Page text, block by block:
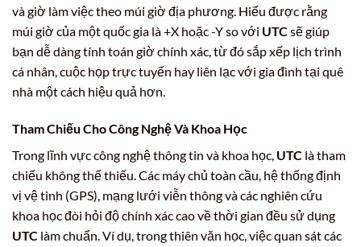
và giờ làm việc theo múi giờ địa phương. Hiểu được rằng
múi giờ của một quốc gia là +X hoặc -Y so với UTCsẽ giúp
bạn dễ dàng tính toán giờ chính xác, từ đó sắp xếp lịch trình
cá nhân, cuộc họp trực tuyến hay liên lạc với gia đình tại quê
nhà một cách hiệu quả hơn.
Tham Chiếu Cho Công Nghệ Và Khoa Học
Trong lĩnh vực công nghệ thông tin và khoa học, UTC là tham
chiếu không thể thiếu. Các máy chủ toàn cầu, hệ thống định
vị vệ tinh (GPS), mạng lưới viễn thông và các nghiên cứu
khoa học đòi hỏi độ chính xác cao về thời gian đều sử dụng
UTC làm chuẩn. Ví dụ, trong thiên văn học, việc quan sát các